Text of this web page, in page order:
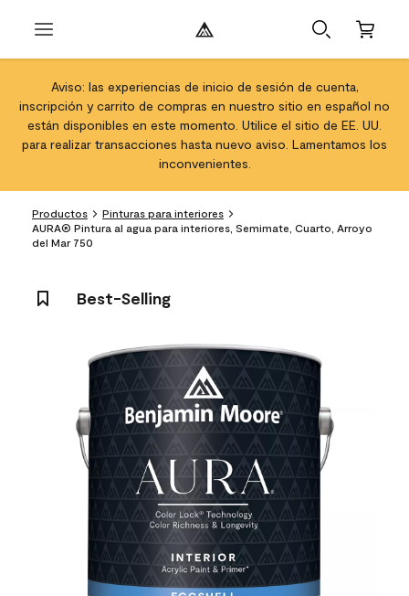
Aviso: las experiencias de inicio de sesión de cuenta,
inscripción y carrito de compras en nuestro sitio en español no
están disponibles en este momento. Utilice el sitio de EE. UU.
para realizar transacciones hasta nuevo aviso. Lamentamos los
inconvenientes.
Productos
Pinturas para interiores
AURA® Pintura al agua para interiores, Semimate, Cuarto, Arroyo
del Mar 750
Best-Selling